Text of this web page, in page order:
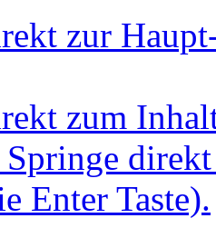
zur
zum
Springe
Enter Taste).